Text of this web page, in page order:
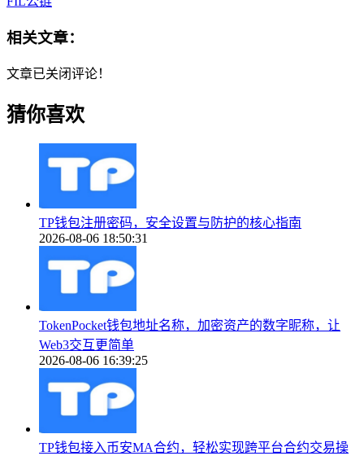
相关文章：
文章已关闭评论！
猜你喜欢
TP钱包注册密码，安全设置与防护的核心指南
2026-08-06 18:50:31
TokenPocket钱包地址名称，加密资产的数字昵称，让
Web3交互更简单
2026-08-06 16:39:25
TP钱包接入币安MA合约，轻松实现跨平台合约交易操